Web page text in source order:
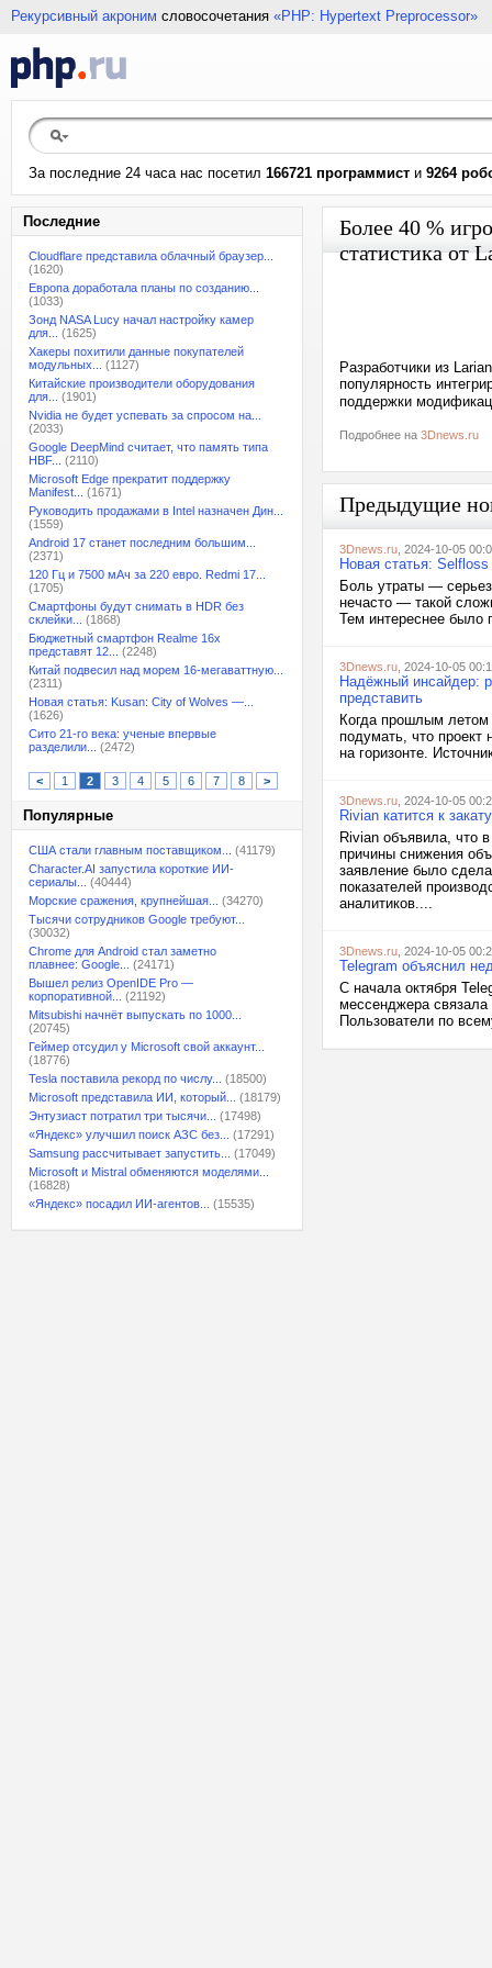
Рекурсивный акроним словосочетания «PHP: Hypertext Preprocessor»
За последние 24 часа нас посетил 166721 программист и 9264
Последние
Cloudflare представила облачный браузер...
(1620)
Европа доработала планы по созданию...
(1033)
Зонд NASA Lucy начал настройку камер
для...
(1625)
Хакеры похитили данные покупателей
модульных...
(1127)
Китайские производители оборудования
для...
(1901)
Nvidia не будет успевать за спросом на...
(2033)
Google DeepMind считает, что память типа
HBF...
(2110)
Microsoft Edge прекратит поддержку
Manifest...
(1671)
Руководить продажами в Intel назначен Дин...
(1559)
Android 17 станет последним большим...
(2371)
120 Гц и 7500 мАч за 220 евро. Redmi 17...
(1705)
Смартфоны будут снимать в HDR без
склейки...
(1868)
Бюджетный смартфон Realme 16x
представят 12...
(2248)
Китай подвесил над морем 16-мегаваттную...
(2311)
Новая статья: Kusan: City of Wolves —...
(1626)
Сито 21-го века: ученые впервые
разделили...
(2472)
< 1 2 3 4 5 6 7 8 >
Популярные
США стали главным поставщиком...
(41179)
Character.AI запустила короткие ИИ-
сериалы...
(40444)
Морские сражения, крупнейшая...
(34270)
Тысячи сотрудников Google требуют...
(30032)
Chrome для Android стал заметно
плавнее: Google...
(24171)
Вышел релиз OpenIDE Pro —
корпоративной...
(21192)
Mitsubishi начнёт выпускать по 1000...
(20745)
Геймер отсудил у Microsoft свой аккаунт...
(18776)
Tesla поставила рекорд по числу...
(18500)
Microsoft представила ИИ, который...
(18179)
Энтузиаст потратил три тысячи...
(17498)
«Яндекс» улучшил поиск АЗС без...
(17291)
Samsung рассчитывает запустить...
(17049)
Microsoft и Mistral обменяются моделями...
(16828)
«Яндекс» посадил ИИ-агентов...
(15535)
Более 40 %
статистика от
Разработчики из
популярность
поддержки
Подробнее на 3Dnews.ru
Предыдущие
3Dnews.ru , 2024-10-05
Новая статья:
Боль утраты —
нечасто — такой
Тем интереснее было
3Dnews.ru , 2024-10-05
Надёжный инсайдер:
представить
Когда прошлым
подумать, что проект
на горизонте.
3Dnews.ru , 2024-10-05
Rivian катится к
Rivian объявила, что
причины снижения
заявление было
показателей
аналитиков....
3Dnews.ru , 2024-10-05
Telegram объяснил
С начала октября
мессенджера связала
Пользователи по